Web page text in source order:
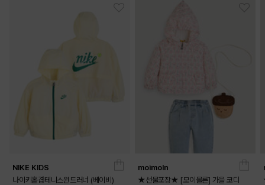
NIKE KIDS
나이키홑겹테니스윈드러너 (베이비)
moimoln
★선물포장★ [모이몰른] 가을 코디